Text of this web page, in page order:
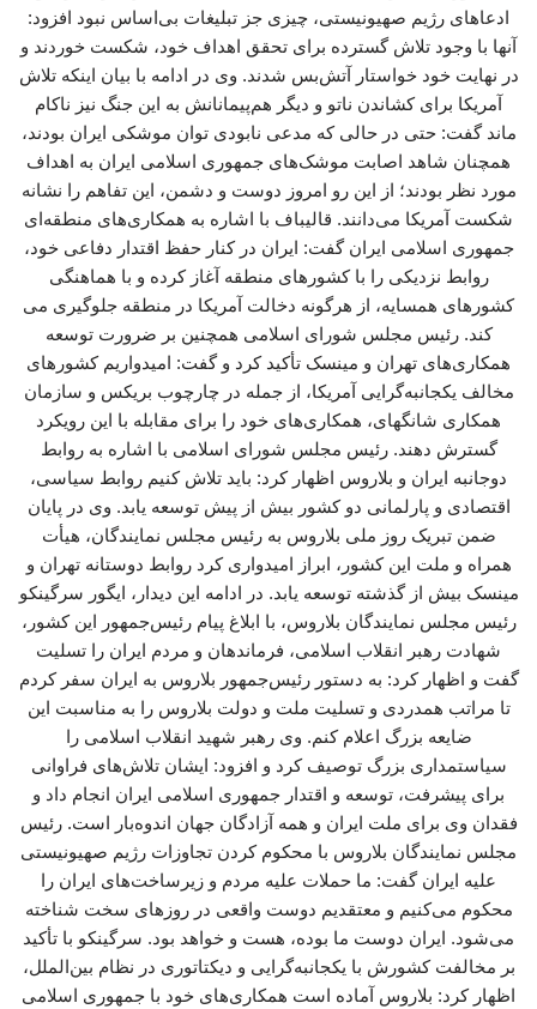
ادعاهای رژیم صهیونیستی، چیزی جز تبلیغات بی‌اساس نبود افزود:
آنها با وجود تلاش گسترده برای تحقق اهداف خود، شکست خوردند و
در نهایت خود خواستار آتش‌بس شدند. وی در ادامه با بیان اینکه تلاش
آمریکا برای کشاندن ناتو و دیگر هم‌پیمانانش به این جنگ نیز ناکام
ماند گفت: حتی در حالی که مدعی نابودی توان موشکی ایران بودند،
همچنان شاهد اصابت موشک‌های جمهوری اسلامی ایران به اهداف
مورد نظر بودند؛ از این رو امروز دوست و دشمن، این تفاهم را نشانه
شکست آمریکا می‌دانند. قالیباف با اشاره به همکاری‌های منطقه‌ای
جمهوری اسلامی ایران گفت: ایران در کنار حفظ اقتدار دفاعی خود،
روابط نزدیکی را با کشورهای منطقه آغاز کرده و با هماهنگی
کشورهای همسایه، از هرگونه دخالت آمریکا در منطقه جلوگیری می
کند. رئیس مجلس شورای اسلامی همچنین بر ضرورت توسعه
همکاری‌های تهران و مینسک تأکید کرد و گفت: امیدواریم کشورهای
مخالف یکجانبه‌گرایی آمریکا، از جمله در چارچوب بریکس و سازمان
همکاری شانگهای، همکاری‌های خود را برای مقابله با این رویکرد
گسترش دهند. رئیس مجلس شورای اسلامی با اشاره به روابط
دوجانبه ایران و بلاروس اظهار کرد: باید تلاش کنیم روابط سیاسی،
اقتصادی و پارلمانی دو کشور بیش از پیش توسعه یابد. وی در پایان
ضمن تبریک روز ملی بلاروس به رئیس مجلس نمایندگان، هیأت
همراه و ملت این کشور، ابراز امیدواری کرد روابط دوستانه تهران و
مینسک بیش از گذشته توسعه یابد. در ادامه این دیدار، ایگور سرگینکو
رئیس مجلس نمایندگان بلاروس، با ابلاغ پیام رئیس‌جمهور این کشور،
شهادت رهبر انقلاب اسلامی، فرماندهان و مردم ایران را تسلیت
گفت و اظهار کرد: به دستور رئیس‌جمهور بلاروس به ایران سفر کردم
تا مراتب همدردی و تسلیت ملت و دولت بلاروس را به مناسبت این
ضایعه بزرگ اعلام کنم. وی رهبر شهید انقلاب اسلامی را
سیاستمداری بزرگ توصیف کرد و افزود: ایشان تلاش‌های فراوانی
برای پیشرفت، توسعه و اقتدار جمهوری اسلامی ایران انجام داد و
فقدان وی برای ملت ایران و همه آزادگان جهان اندوه‌بار است. رئیس
مجلس نمایندگان بلاروس با محکوم کردن تجاوزات رژیم صهیونیستی
علیه ایران گفت: ما حملات علیه مردم و زیرساخت‌های ایران را
محکوم می‌کنیم و معتقدیم دوست واقعی در روزهای سخت شناخته
می‌شود. ایران دوست ما بوده، هست و خواهد بود. سرگینکو با تأکید
بر مخالفت کشورش با یکجانبه‌گرایی و دیکتاتوری در نظام بین‌الملل،
اظهار کرد: بلاروس آماده است همکاری‌های خود با جمهوری اسلامی